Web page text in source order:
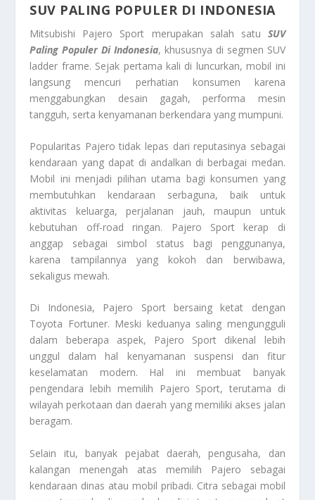
SUV PALING POPULER DI INDONESIA
Mitsubishi Pajero Sport merupakan salah satu SUV
Paling Populer Di Indonesia, khususnya di segmen SUV
ladder frame. Sejak pertama kali di luncurkan, mobil ini
langsung mencuri perhatian konsumen karena
menggabungkan desain gagah, performa mesin
tangguh, serta kenyamanan berkendara yang mumpuni.
Popularitas Pajero tidak lepas dari reputasinya sebagai
kendaraan yang dapat di andalkan di berbagai medan.
Mobil ini menjadi pilihan utama bagi konsumen yang
membutuhkan kendaraan serbaguna, baik untuk
aktivitas keluarga, perjalanan jauh, maupun untuk
kebutuhan off-road ringan. Pajero Sport kerap di
anggap sebagai simbol status bagi penggunanya,
karena tampilannya yang kokoh dan berwibawa,
sekaligus mewah.
Di Indonesia, Pajero Sport bersaing ketat dengan
Toyota Fortuner. Meski keduanya saling mengungguli
dalam beberapa aspek, Pajero Sport dikenal lebih
unggul dalam hal kenyamanan suspensi dan fitur
keselamatan modern. Hal ini membuat banyak
pengendara lebih memilih Pajero Sport, terutama di
wilayah perkotaan dan daerah yang memiliki akses jalan
beragam.
Selain itu, banyak pejabat daerah, pengusaha, dan
kalangan menengah atas memilih Pajero sebagai
kendaraan dinas atau mobil pribadi. Citra sebagai mobil